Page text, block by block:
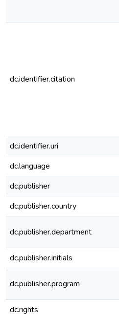
dc.identifier.citation
dc.identifier.uri
dc.language
dc.publisher
dc.publisher.country
dc.publisher.department
dc.publisher.initials
dc.publisher.program
dc.rights